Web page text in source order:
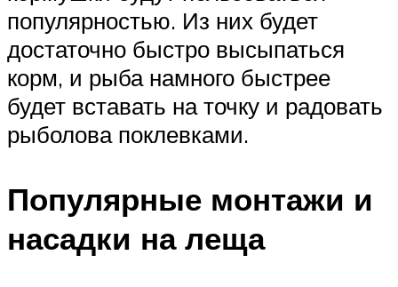
популярностью. Из них будет
достаточно быстро высыпаться
корм, и рыба намного быстрее
будет вставать на точку и радовать
рыболова поклевками.
Популярные монтажи и
насадки на леща